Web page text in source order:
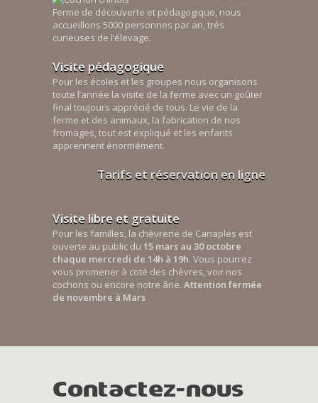
Ferme de découverte et pédagogique, nous
accueillons 5000 personnes par an, trés
curieuses de l’élevage.
Visite pédagogique
Pour les écoles et les groupes nous organisons
toute l’année la visite de la ferme avec un goûter
final toujours apprécié de tous. Le vie de la
ferme et des animaux, la fabrication de nos
fromages, tout est expliqué et les enfants
apprennent énormément.
Tarifs et réservation en ligne
Visite libre et gratuite
Pour les familles, la chèvrerie de Canaples est
ouverte au public du 15 mars au 30 octobre
chaque mercredi de 14h à 19h. Vous pourrez
vous promener à coté des chèvres, voir nos
cochons ou encore notre âne. Attention fermée
de novembre à Mars
Contactez-nous